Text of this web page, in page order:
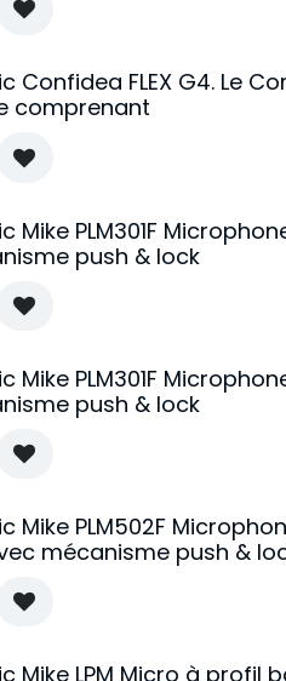
Confidea FLEX G4. Le
comprenant
Mike PLM301F
push & lock
Mike PLM301F
push & lock
Mike PLM502F
mécanisme push &
Mike LPM Micro à profil